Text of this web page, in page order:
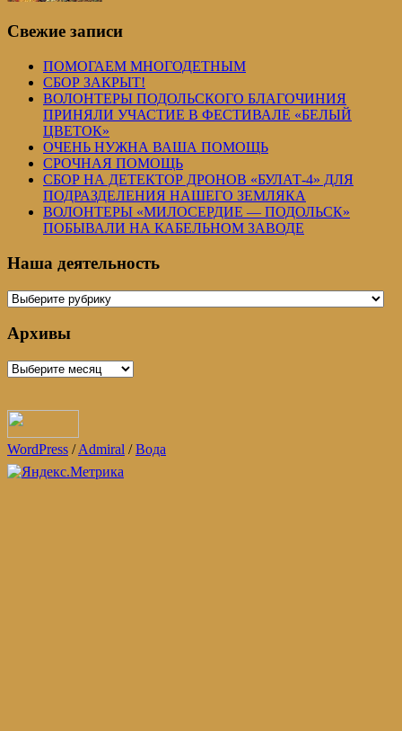
Свежие записи
ПОМОГАЕМ МНОГОДЕТНЫМ
СБОР ЗАКРЫТ!
ВОЛОНТЕРЫ ПОДОЛЬСКОГО БЛАГОЧИНИЯ
ПРИНЯЛИ УЧАСТИЕ В ФЕСТИВАЛЕ «БЕЛЫЙ
ЦВЕТОК»
ОЧЕНЬ НУЖНА ВАША ПОМОЩЬ
СРОЧНАЯ ПОМОЩЬ
СБОР НА ДЕТЕКТОР ДРОНОВ «БУЛАТ-4» ДЛЯ
ПОДРАЗДЕЛЕНИЯ НАШЕГО ЗЕМЛЯКА
ВОЛОНТЕРЫ «МИЛОСЕРДИЕ — ПОДОЛЬСК»
ПОБЫВАЛИ НА КАБЕЛЬНОМ ЗАВОДЕ
Наша деятельность
Наша
Архивы
Архивы
WordPress /Admiral /Вода